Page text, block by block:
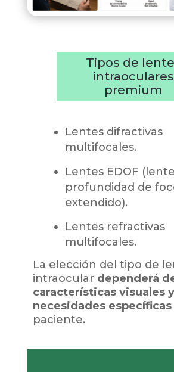
Tipos de
intraoculares
premium
Lentes difractivas
multifocales.
Lentes EDOF
profundidad de
extendido).
Lentes refractivas
multifocales.
La elección del tipo de
intraocular dependerá
características visuales
necesidades específicas
paciente.